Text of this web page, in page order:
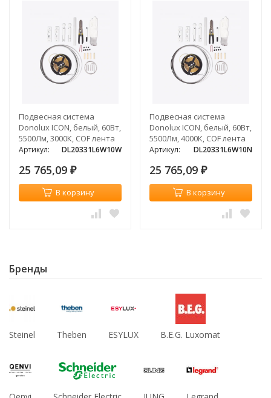
Подвесная система
Donolux ICON, белый, 60Вт,
5500Лм, 3000К, COF лента
Артикул: DL20331L6W10W
25 765,09 ₽
В корзину
Подвесная система
Donolux ICON, белый, 60Вт,
5500Лм, 4000К, COF лента
Артикул: DL20331L6W10N
25 765,09 ₽
В корзину
Бренды
Steinel Theben ESYLUX B.E.G. Luxomat